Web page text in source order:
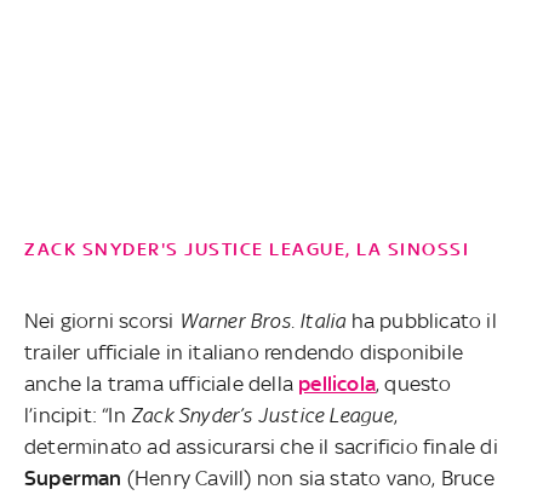
ZACK SNYDER'S JUSTICE LEAGUE, LA SINOSSI
Nei giorni scorsi Warner Bros. Italiaha pubblicato il
trailer ufficiale in italiano rendendo disponibile
anche la trama ufficiale della pellicola, questo
l’incipit: “In Zack Snyder’s Justice League,
determinato ad assicurarsi che il sacrificio finale di
Superman (Henry Cavill) non sia stato vano, Bruce